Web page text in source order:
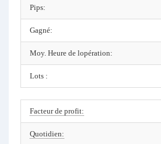
Pips:
Gagné:
Moy. Heure de lopération:
Lots :
Facteur de profit:
Quotidien: